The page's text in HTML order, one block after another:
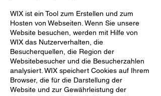
WIX ist ein Tool zum Erstellen und zum
Hosten von Webseiten. Wenn Sie unsere
Website besuchen, werden mit Hilfe von
WIX das Nutzerverhalten, die
Besucherquellen, die Region der
Websitebesucher und die Besucherzahlen
analysiert. WIX speichert Cookies auf Ihrem
Browser, die für die Darstellung der
Website und zur Gewährleistung der